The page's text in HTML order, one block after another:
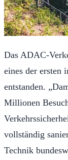
Das ADAC-
eines der ersten
entstanden.
Millionen
vollständig
Technik